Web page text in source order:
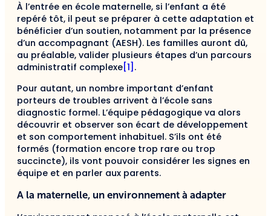
À l’entrée en école maternelle, si l’enfant a été
repéré tôt, il peut se préparer à cette adaptation et
bénéficier d’un soutien, notamment par la présence
d’un accompagnant (AESH). Les familles auront dû,
au préalable, valider plusieurs étapes d’un parcours
administratif complexe [1] .
Pour autant, un nombre important d’enfant
porteurs de troubles arrivent à l’école sans
diagnostic formel. L’équipe pédagogique va alors
découvrir et observer son écart de développement
et son comportement inhabituel. S’ils ont été
formés (formation encore trop rare ou trop
succincte), ils vont pouvoir considérer les signes en
équipe et en parler aux parents.
A la maternelle, un environnement à adapter